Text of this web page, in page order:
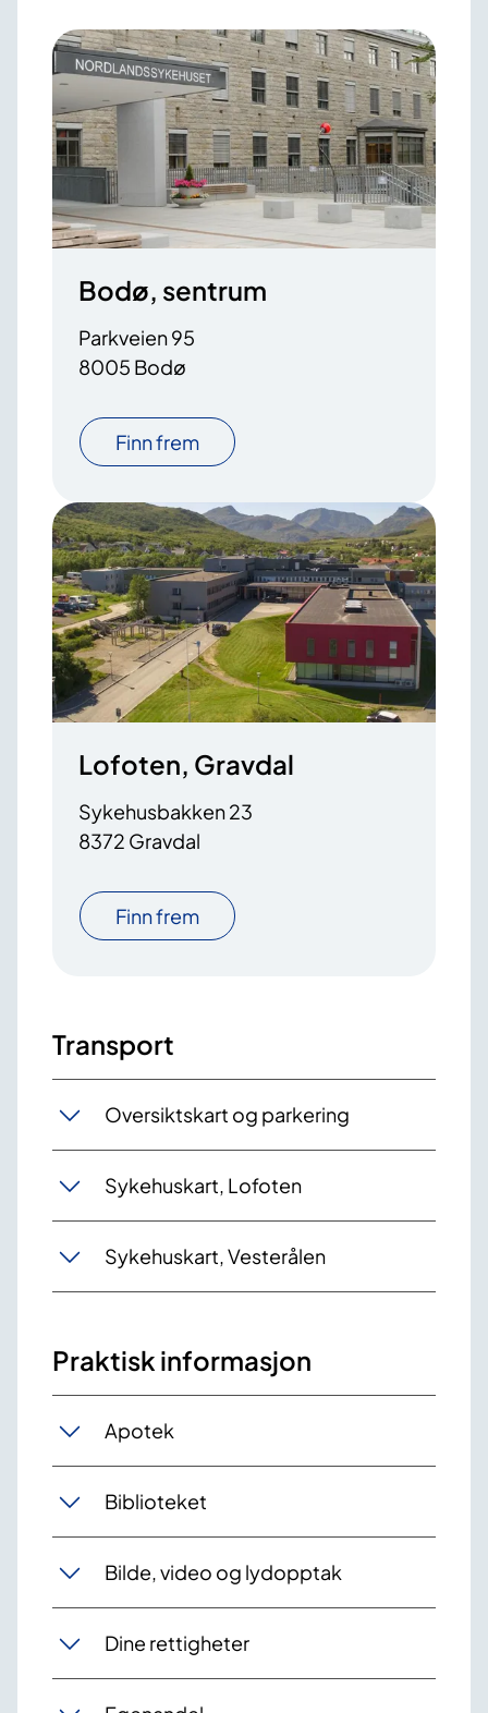
Bodø, sentrum
Parkveien 95
8005 Bodø
Finn frem
Lofoten, Gravdal
Sykehusbakken 23
8372 Gravdal
Finn frem
Transport
Oversiktskart og parkering
Sykehuskart, Lofoten
Sykehuskart, Vesterålen
Praktisk informasjon
Apotek
Biblioteket
Bilde, video og lydopptak
Dine rettigheter